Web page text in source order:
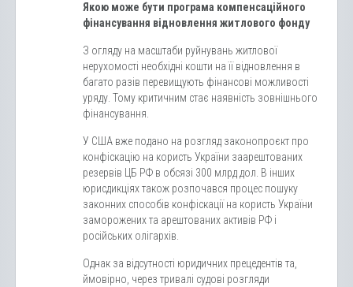
Якою може бути програма компенсаційного
фінансування відновлення житлового фонду
З огляду на масштаби руйнувань житлової
нерухомості необхідні кошти на її відновлення в
багато разів перевищують фінансові можливості
уряду. Тому критичним стає наявність зовнішнього
фінансування.
У США вже подано на розгляд законопроєкт про
конфіскацію на користь України заарештованих
резервів ЦБ РФ в обсязі 300 млрд дол. В інших
юрисдикціях також розпочався процес пошуку
законних способів конфіскації на користь України
заморожених та арештованих активів РФ і
російських олігархів.
Однак за відсутності юридичних прецедентів та,
ймовірно, через тривалі судові розгляди